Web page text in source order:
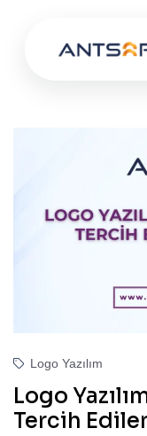
Logo Yazılım
Logo
Tercih